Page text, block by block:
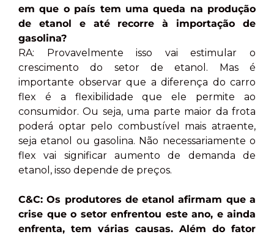
em que o país tem uma queda na produção
de etanol e até recorre à importação de
gasolina?
RA: Provavelmente isso vai estimular o
crescimento do setor de etanol. Mas é
importante observar que a diferença do carro
flex é a flexibilidade que ele permite ao
consumidor. Ou seja, uma parte maior da frota
poderá optar pelo combustível mais atraente,
seja etanol ou gasolina. Não necessariamente o
flex vai significar aumento de demanda de
etanol, isso depende de preços.
C&C: Os produtores de etanol afirmam que a
crise que o setor enfrentou este ano, e ainda
enfrenta, tem várias causas. Além do fator